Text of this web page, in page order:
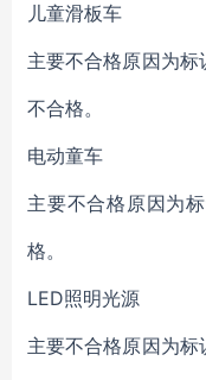
儿童滑板车
主要不合格原因为
不合格。
电动童车
主要不合格原因为
格。
LED照明光源
主要不合格原因为